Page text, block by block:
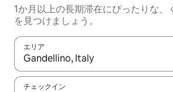
1か月以上の長期滞在にぴったりな、
を見つけましょう。
エリア
検索結果が表示されたら、上下の矢印
チェックイン